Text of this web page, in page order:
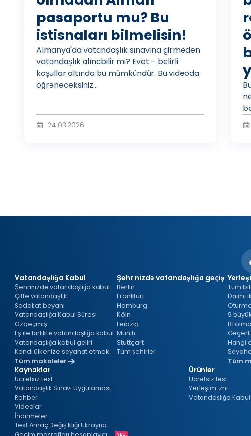
o
O
y
t
pasaportu mu? Bu
istisnaları bilmelisin!
Almanya'da vatandaşlık sınavına girmeden
vatandaşlık alınabilir mi? Evet – belirli
koşullar altında bu mümkündür. Bu videoda
öğreneceksiniz...
24.03.2026
Vatandaşlığa Kabul
Şehrinizde vatandaşlığa kabul
Çifte vatandaşlık
Sadakat beyanı
Vatandaşlığa Kabul Süresi
Özgeçmiş
Eş ile birlikte vatandaşlığa kabul
Vatandaşlığa kabul geliri
Kendi ülkenize seyahat etmek
Tüm makaleler
Şehrinizde vatandaşlığa geçiş
Berlin
Frankfurt
Hamburg
Köln
Leipzig
Münih
Stuttgart
Tüm şehirler
Tüm
Daimi
9
B1
Hangi
Tüm
Kaynaklar
Ücretsiz test
Vatandaşlık Sınavı Uygulaması
Rehber
Videolar
İndirmeler
Test Amaç Değişikliği Ukrayna
Ürünler
Ücretsiz test
Yerleşim izni
Vatandaşlığa Kabul